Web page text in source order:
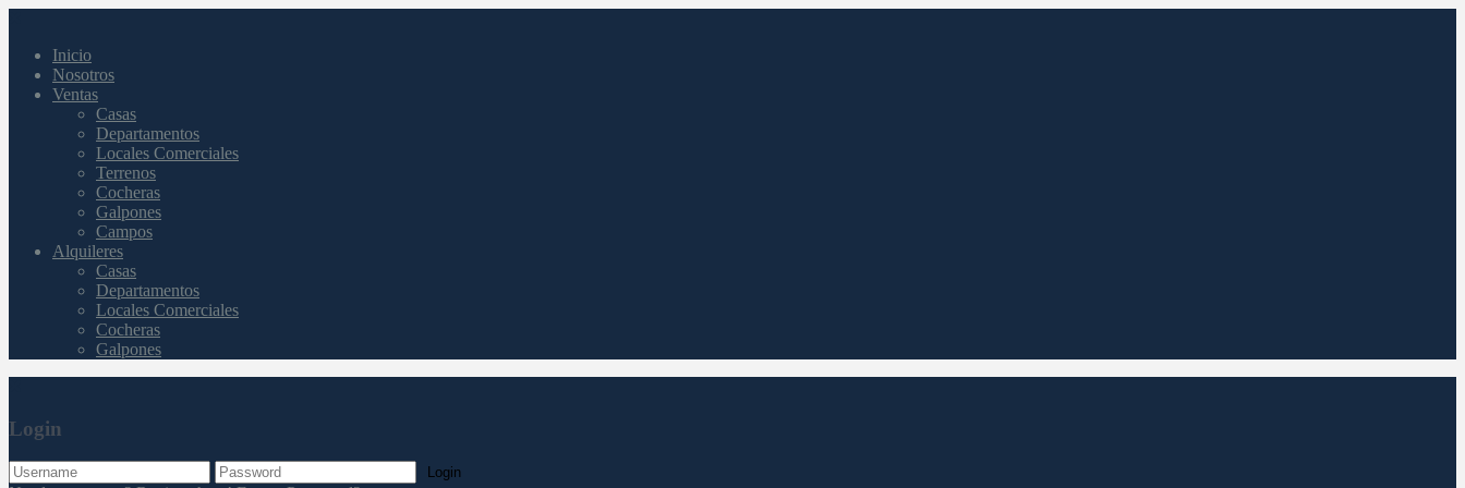
Inicio
Nosotros
Ventas
Casas
Departamentos
Locales Comerciales
Terrenos
Cocheras
Galpones
Campos
Alquileres
Casas
Departamentos
Locales Comerciales
Cocheras
Galpones
Login
Login